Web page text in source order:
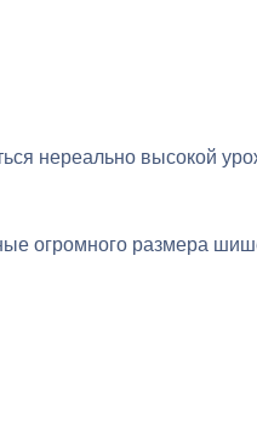
нереально высокой
огромного размера